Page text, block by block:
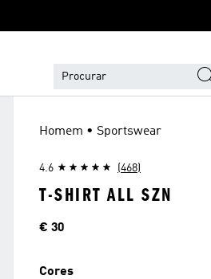
Homem • Sportswear
4.6 (468)
T-SHIRT ALL SZN
Preço
€ 30
Cores